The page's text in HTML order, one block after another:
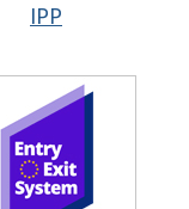
IPP